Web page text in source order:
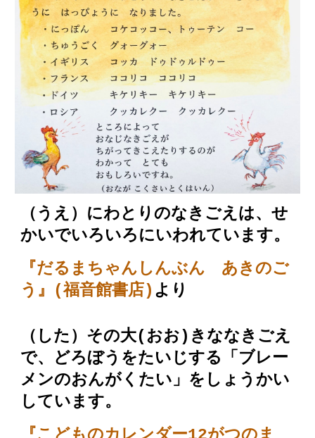
（うえ）にわとりのなきごえは、せ
かいでいろいろにいわれています。
『だるまちゃんしんぶん あきのご
う』(福音館書店) より
（した）その大(おお)きななきごえ
で、どろぼうをたいじする「ブレー
メンのおんがくたい」をしょうかい
しています。